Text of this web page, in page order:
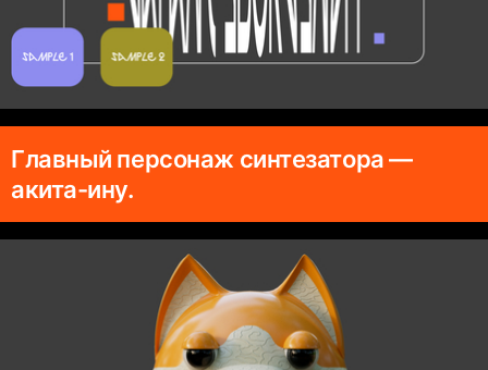
Главный персонаж синтезатора —
акита-ину.